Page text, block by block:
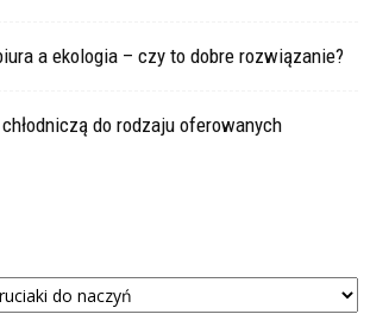
a ekologia – czy to dobre rozwiązanie?
do rodzaju oferowanych